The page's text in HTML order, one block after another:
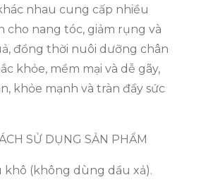
nhau cung cấp nhiều
cho nang tóc, giảm rụng và
đồng thời nuôi dưỡng chân
khỏe, mềm mại và dễ gãy,
khỏe mạnh và tràn đầy sức
SỬ DỤNG SẢN PHẨM
khô (không dùng dầu xả).